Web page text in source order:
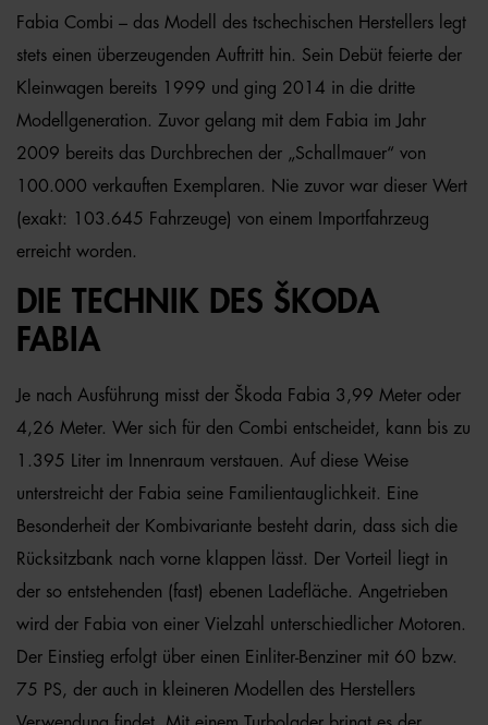
Fabia Combi – das Modell des tschechischen Herstellers legt
stets einen überzeugenden Auftritt hin. Sein Debüt feierte der
Kleinwagen bereits 1999 und ging 2014 in die dritte
Modellgeneration. Zuvor gelang mit dem Fabia im Jahr
2009 bereits das Durchbrechen der „Schallmauer“ von
100.000 verkauften Exemplaren. Nie zuvor war dieser Wert
(exakt: 103.645 Fahrzeuge) von einem Importfahrzeug
erreicht worden.
DIE TECHNIK DES ŠKODA
FABIA
Je nach Ausführung misst der Škoda Fabia 3,99 Meter oder
4,26 Meter. Wer sich für den Combi entscheidet, kann bis zu
1.395 Liter im Innenraum verstauen. Auf diese Weise
unterstreicht der Fabia seine Familientauglichkeit. Eine
Besonderheit der Kombivariante besteht darin, dass sich die
Rücksitzbank nach vorne klappen lässt. Der Vorteil liegt in
der so entstehenden (fast) ebenen Ladefläche. Angetrieben
wird der Fabia von einer Vielzahl unterschiedlicher Motoren.
Der Einstieg erfolgt über einen Einliter-Benziner mit 60 bzw.
75 PS, der auch in kleineren Modellen des Herstellers